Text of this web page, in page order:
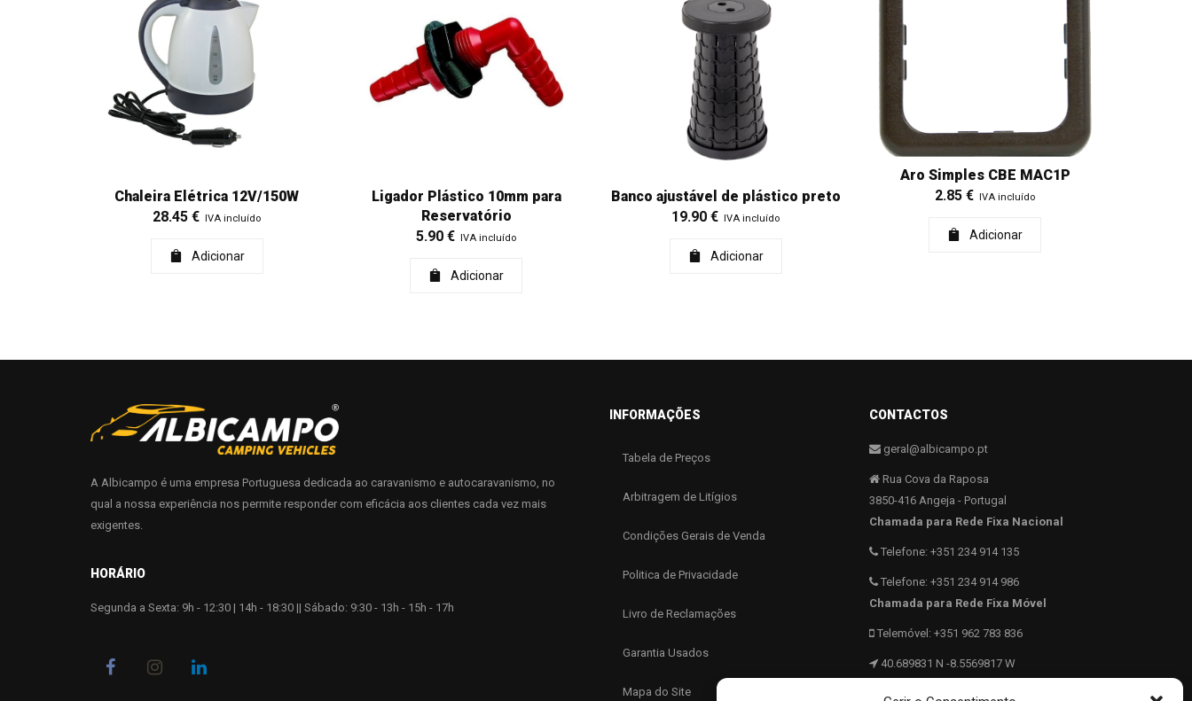
Chaleira Elétrica 12V/150W
28.45€ IVA incluído
Adicionar
Ligador Plástico 10mm para
Reservatório
5.90€ IVA incluído
Adicionar
Banco ajustável de plástico preto
19.90€ IVA incluído
Adicionar
Aro Simples CBE MAC1P
2.85€ IVA incluído
Adicionar
A Albicampo é uma empresa Portuguesa dedicada ao caravanismo e autocaravanismo, no
qual a nossa experiência nos permite responder com eficácia aos clientes cada vez mais
exigentes.
HORÁRIO
Segunda a Sexta: 9h - 12:30 | 14h - 18:30 || Sábado: 9:30 - 13h - 15h - 17h
INFORMAÇÕES
Tabela de Preços
Arbitragem de Litígios
Condições Gerais de Venda
Politica de Privacidade
Livro de Reclamações
Garantia Usados
Mapa do Site
CONTACTOS
geral@albicampo.pt
Rua Cova da Raposa
3850-416 Angeja - Portugal
Chamada para Rede Fixa Nacional
Telefone: +351 234 914 135
Telefone: +351 234 914 986
Chamada para Rede Fixa Móvel
Telemóvel: +351 962 783 836
40.689831 N -8.5569817 W